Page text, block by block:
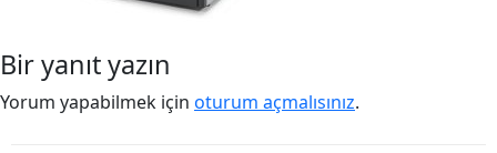
Bir yanıt yazın
Yorum yapabilmek için oturum açmalısınız.